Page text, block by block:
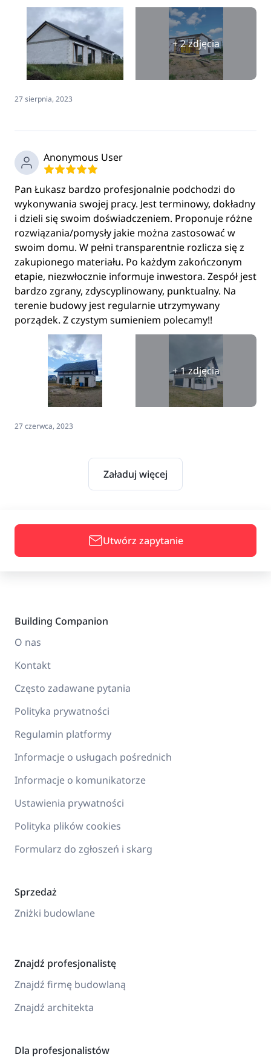
+ 2 zdjęcia
27 sierpnia, 2023
Anonymous User
Pan Łukasz bardzo profesjonalnie podchodzi do
wykonywania swojej pracy. Jest terminowy, dokładny
i dzieli się swoim doświadczeniem. Proponuje różne
rozwiązania/pomysły jakie można zastosować w
swoim domu. W pełni transparentnie rozlicza się z
zakupionego materiału. Po każdym zakończonym
etapie, niezwłocznie informuje inwestora. Zespół jest
bardzo zgrany, zdyscyplinowany, punktualny. Na
terenie budowy jest regularnie utrzymywany
porządek. Z czystym sumieniem polecamy!!
+ 1 zdjęcia
27 czerwca, 2023
Załaduj więcej
Utwórz zapytanie
Building Companion
O nas
Kontakt
Często zadawane pytania
Polityka prywatności
Regulamin platformy
Informacje o usługach pośrednich
Informacje o komunikatorze
Ustawienia prywatności
Polityka plików cookies
Formularz do zgłoszeń i skarg
Sprzedaż
Zniżki budowlane
Znajdź profesjonalistę
Znajdź firmę budowlaną
Znajdź architekta
Dla profesjonalistów